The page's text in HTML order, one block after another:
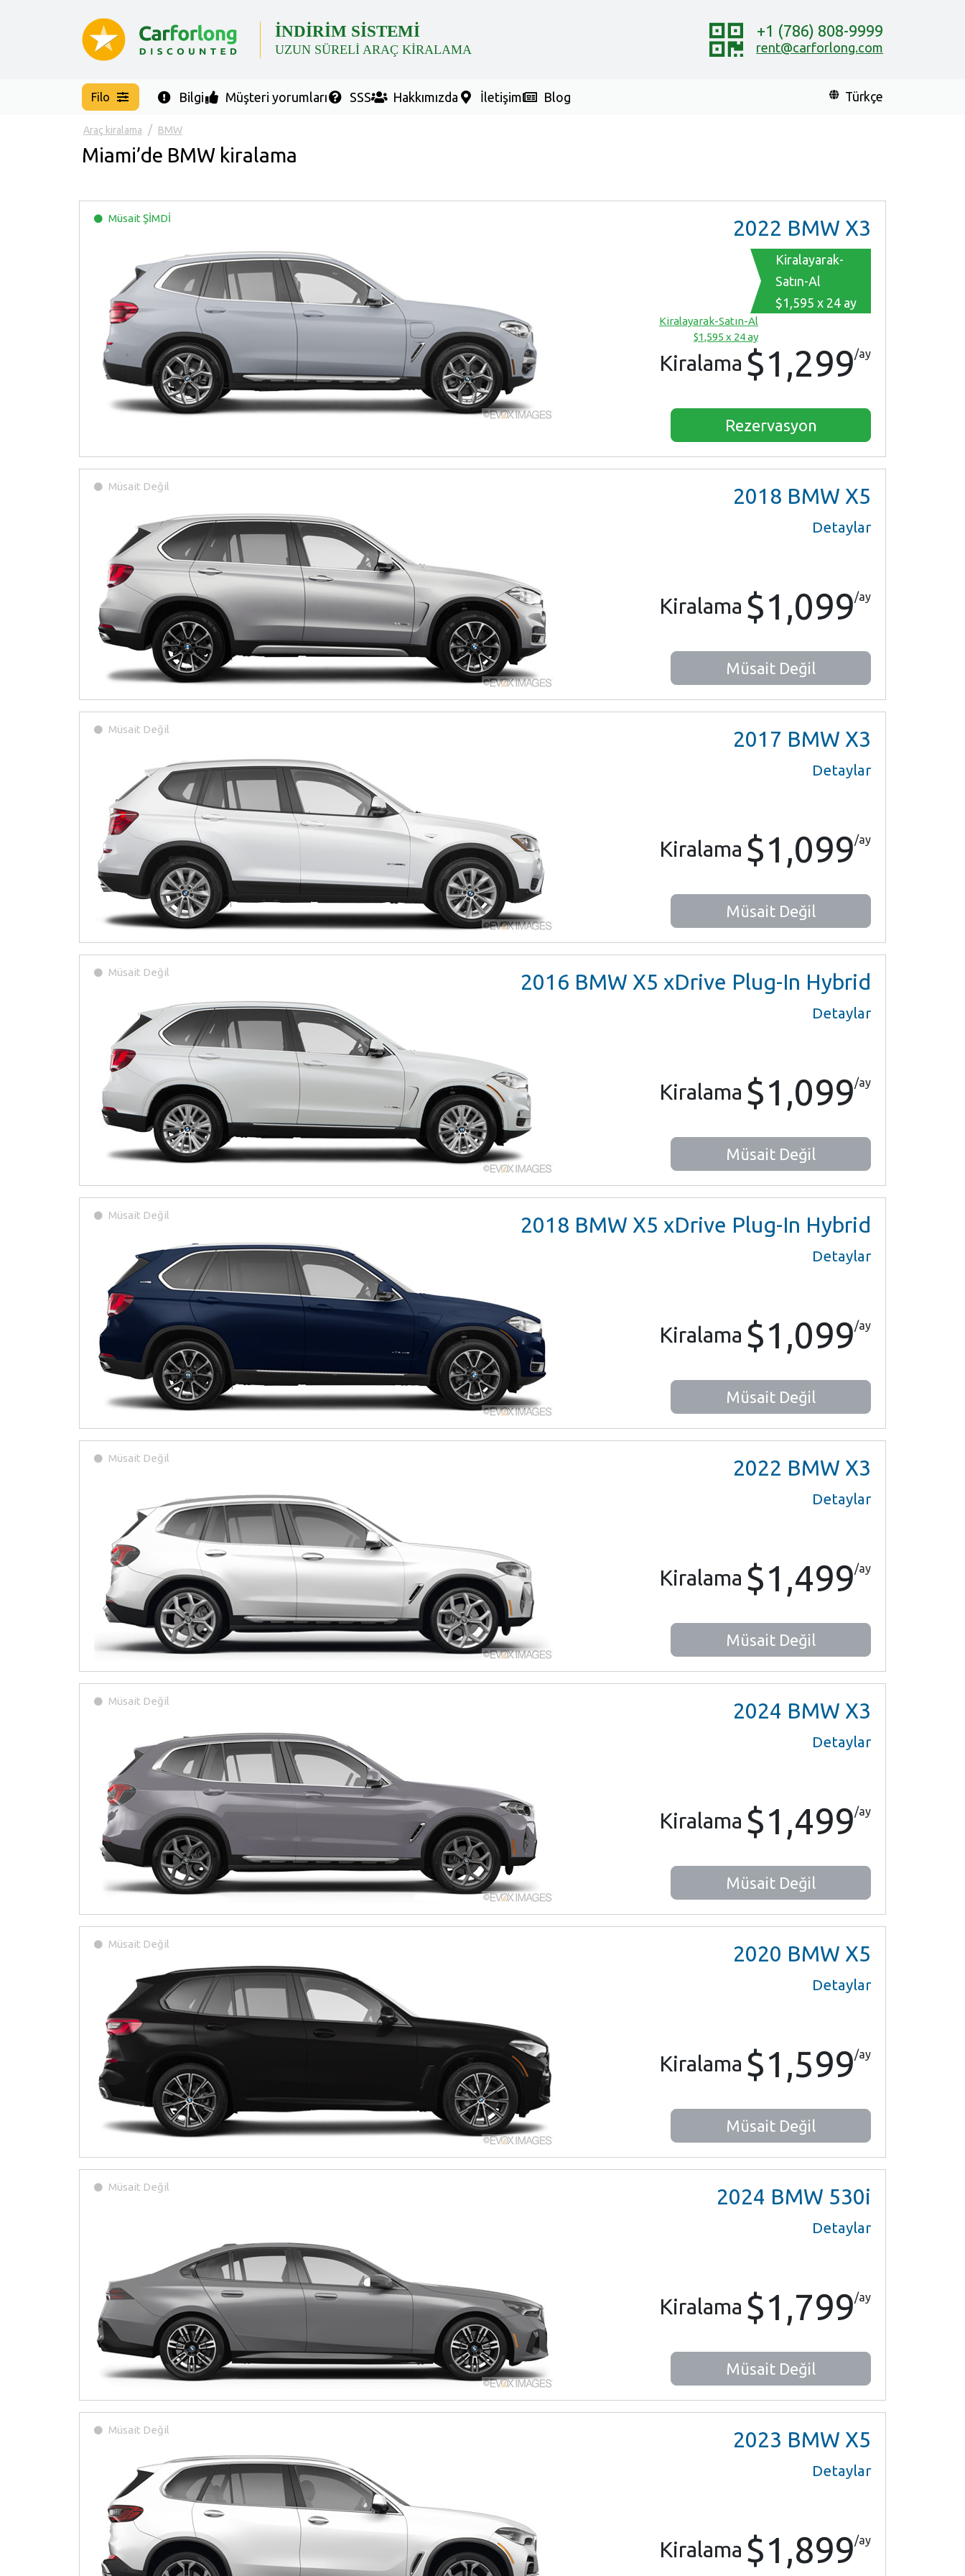
İNDİRİM SİSTEMİ
UZUN SÜRELİ ARAÇ KİRALAMA
+1 (786) 808-9999
rent@carforlong.com
Filo Bilgi Müşteri yorumları SSS Hakkımızda İletişim Blog Türkçe
Araç kiralama BMW
Miami’de BMW kiralama
Müsait ŞİMDİ 2022 BMW X3
Kiralayarak-
Satın-Al
$1,595 x 24 ay
Kiralayarak-Satın-Al
$1,595 x 24 ay
Kiralama $1,299/ay
Rezervasyon
Müsait Değil 2018 BMW X5
Detaylar
Kiralama $1,099/ay
Müsait Değil
Müsait Değil 2017 BMW X3
Detaylar
Kiralama $1,099/ay
Müsait Değil
Müsait Değil 2016 BMW X5 xDrive Plug-In Hybrid
Detaylar
Kiralama $1,099/ay
Müsait Değil
Müsait Değil 2018 BMW X5 xDrive Plug-In Hybrid
Detaylar
Kiralama $1,099/ay
Müsait Değil
Müsait Değil 2022 BMW X3
Detaylar
Kiralama $1,499/ay
Müsait Değil
Müsait Değil 2024 BMW X3
Detaylar
Kiralama $1,499/ay
Müsait Değil
Müsait Değil 2020 BMW X5
Detaylar
Kiralama $1,599/ay
Müsait Değil
Müsait Değil 2024 BMW 530i
Detaylar
Kiralama $1,799/ay
Müsait Değil
Müsait Değil 2023 BMW X5
Detaylar
Kiralama $1,899/ay